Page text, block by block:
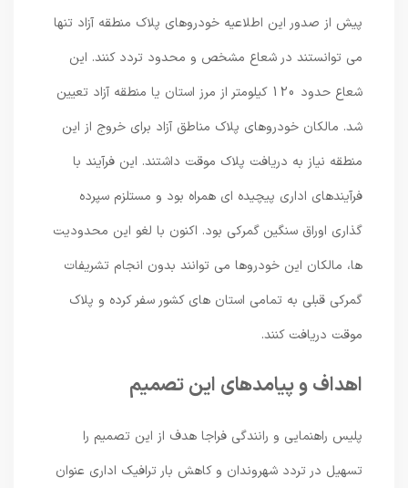
پیش از صدور این اطلاعیه خودروهای پلاک منطقه آزاد تنها
می توانستند در شعاع مشخص و محدود تردد کنند. این
شعاع حدود 120 کیلومتر از مرز استان یا منطقه آزاد تعیین
شد. مالکان خودروهای پلاک مناطق آزاد برای خروج از این
منطقه نیاز به دریافت پلاک موقت داشتند. این فرآیند با
فرآیندهای اداری پیچیده ای همراه بود و مستلزم سپرده
گذاری اوراق سنگین گمرکی بود. اکنون با لغو این محدودیت
ها، مالکان این خودروها می توانند بدون انجام تشریفات
گمرکی قبلی به تمامی استان های کشور سفر کرده و پلاک
موقت دریافت کنند.
اهداف و پیامدهای این تصمیم
پلیس راهنمایی و رانندگی فراجا هدف از این تصمیم را
تسهیل در تردد شهروندان و کاهش بار ترافیک اداری عنوان